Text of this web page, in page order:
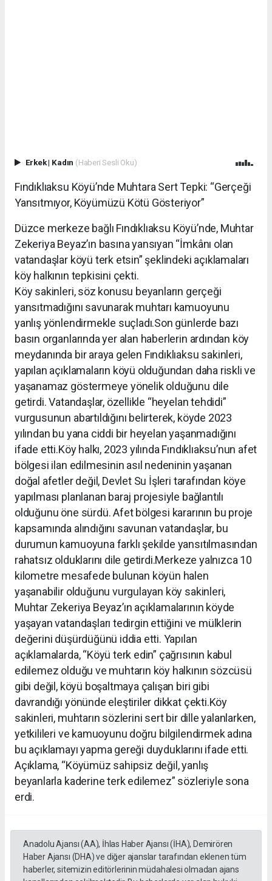
Erkek| Kadın (Haberi Sesli Oku)
Fındıklıaksu Köyü’nde Muhtara Sert Tepki: “Gerçeği
Yansıtmıyor, Köyümüzü Kötü Gösteriyor”
Düzce merkeze bağlı Fındıklıaksu Köyü’nde, Muhtar
Zekeriya Beyaz’ın basına yansıyan “İmkânı olan
vatandaşlar köyü terk etsin” şeklindeki açıklamaları
köy halkının tepkisini çekti.
Köy sakinleri, söz konusu beyanların gerçeği
yansıtmadığını savunarak muhtarı kamuoyunu
yanlış yönlendirmekle suçladı.Son günlerde bazı
basın organlarında yer alan haberlerin ardından köy
meydanında bir araya gelen Fındıklıaksu sakinleri,
yapılan açıklamaların köyü olduğundan daha riskli ve
yaşanamaz göstermeye yönelik olduğunu dile
getirdi. Vatandaşlar, özellikle “heyelan tehdidi”
vurgusunun abartıldığını belirterek, köyde 2023
yılından bu yana ciddi bir heyelan yaşanmadığını
ifade etti.Köy halkı, 2023 yılında Fındıklıaksu’nun afet
bölgesi ilan edilmesinin asıl nedeninin yaşanan
doğal afetler değil, Devlet Su İşleri tarafından köye
yapılması planlanan baraj projesiyle bağlantılı
olduğunu öne sürdü. Afet bölgesi kararının bu proje
kapsamında alındığını savunan vatandaşlar, bu
durumun kamuoyuna farklı şekilde yansıtılmasından
rahatsız olduklarını dile getirdi.Merkeze yalnızca 10
kilometre mesafede bulunan köyün halen
yaşanabilir olduğunu vurgulayan köy sakinleri,
Muhtar Zekeriya Beyaz’ın açıklamalarının köyde
yaşayan vatandaşları tedirgin ettiğini ve mülklerin
değerini düşürdüğünü iddia etti. Yapılan
açıklamalarda, “Köyü terk edin” çağrısının kabul
edilemez olduğu ve muhtarın köy halkının sözcüsü
gibi değil, köyü boşaltmaya çalışan biri gibi
davrandığı yönünde eleştiriler dikkat çekti.Köy
sakinleri, muhtarın sözlerini sert bir dille yalanlarken,
yetkilileri ve kamuoyunu doğru bilgilendirmek adına
bu açıklamayı yapma gereği duyduklarını ifade etti.
Açıklama, “Köyümüz sahipsiz değil, yanlış
beyanlarla kaderine terk edilemez” sözleriyle sona
erdi.
Anadolu Ajansı (AA), İhlas Haber Ajansı (İHA), Demirören
Haber Ajansı (DHA) ve diğer ajanslar tarafından eklenen tüm
haberler, sitemizin editörlerinin müdahalesi olmadan ajans